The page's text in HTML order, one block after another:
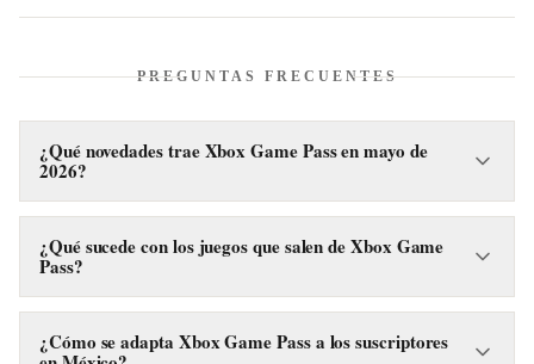
PREGUNTAS FRECUENTES
¿Qué novedades trae Xbox Game Pass en mayo de
2026?
Xbox Game Pass añade una nueva lista de videojuegos
durante la primera mitad de mayo de 2026, incluyendo
títulos de aventura, acción y simulación.
¿Qué sucede con los juegos que salen de Xbox Game
Pass?
Los juegos que salen de Xbox Game Pass a mediados de
mayo de 2026 suelen mantener un descuento especial para
¿Cómo se adapta Xbox Game Pass a los suscriptores